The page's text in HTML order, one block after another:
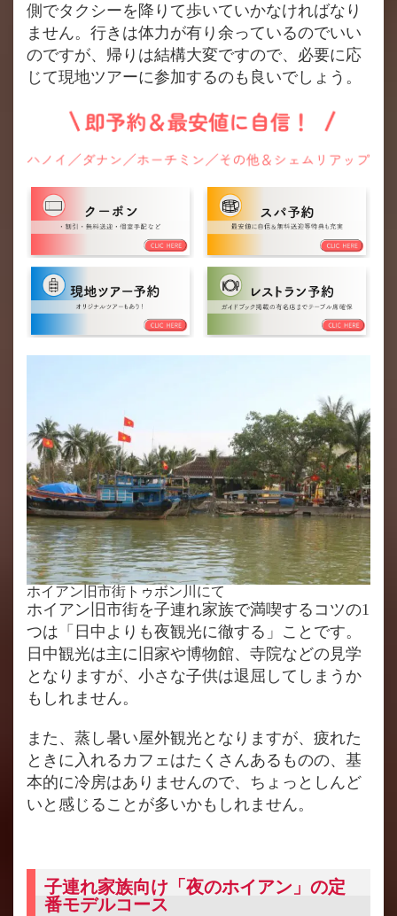
側でタクシーを降りて歩いていかなければなり
ません。行きは体力が有り余っているのでいい
のですが、帰りは結構大変ですので、必要に応
じて現地ツアーに参加するのも良いでしょう。
ホイアン旧市街トゥボン川にて
ホイアン旧市街を子連れ家族で満喫するコツの1
つは「日中よりも夜観光に徹する」ことです。
日中観光は主に旧家や博物館、寺院などの見学
となりますが、小さな子供は退屈してしまうか
もしれません。
また、蒸し暑い屋外観光となりますが、疲れた
ときに入れるカフェはたくさんあるものの、基
本的に冷房はありませんので、ちょっとしんど
いと感じることが多いかもしれません。
子連れ家族向け「夜のホイアン」の定
番モデルコース